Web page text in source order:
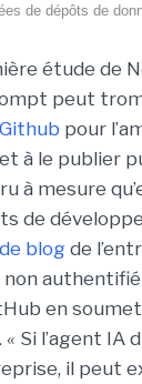
de dépôts de
étude de
peut
Github pour
à le publier
à mesure
de
blog de
non
en
l’agent IA
il peut